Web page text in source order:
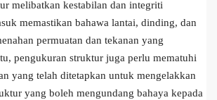
melibatkan kestabilan dan integriti
memastikan bahawa lantai, dinding, dan
permuatan dan tekanan yang
pengukuran struktur juga perlu mematuhi
yang telah ditetapkan untuk mengelakkan
yang boleh mengundang bahaya kepada